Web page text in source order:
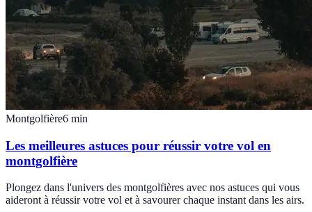
Montgolfière6 min
Les meilleures astuces pour réussir votre vol en
montgolfière
Plongez dans l'univers des montgolfières avec nos astuces qui vous
aideront à réussir votre vol et à savourer chaque instant dans les airs.